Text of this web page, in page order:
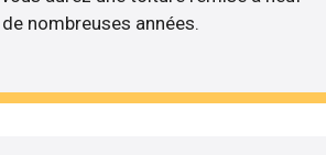
nombreuses années.